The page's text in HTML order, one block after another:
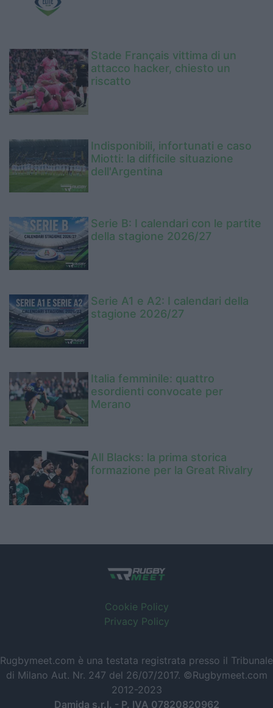
Stade Français vittima di un
attacco hacker, chiesto un
riscatto
Indisponibili, infortunati e caso
Miotti: la difficile situazione
dell'Argentina
Serie B: I calendari con le partite
della stagione 2026/27
Serie A1 e A2: I calendari della
stagione 2026/27
Italia femminile: quattro
esordienti convocate per
Merano
All Blacks: la prima storica
formazione per la Great Rivalry
Cookie Policy
Privacy Policy
Rugbymeet.com è una testata registrata presso il Tribunale
di Milano Aut. Nr. 247 del 26/07/2017. ©Rugbymeet.com
2012-2023
Damida s.r.l. - P. IVA 07820820962